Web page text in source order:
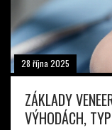
28 října 2025
ZÁKLADY
VÝHODÁCH,